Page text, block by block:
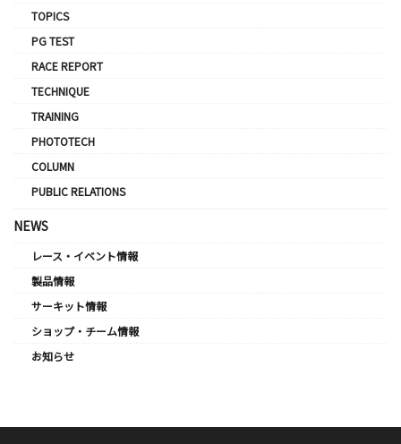
TOPICS
PG TEST
RACE REPORT
TECHNIQUE
TRAINING
PHOTOTECH
COLUMN
PUBLIC RELATIONS
NEWS
レース・イベント情報
製品情報
サーキット情報
ショップ・チーム情報
お知らせ